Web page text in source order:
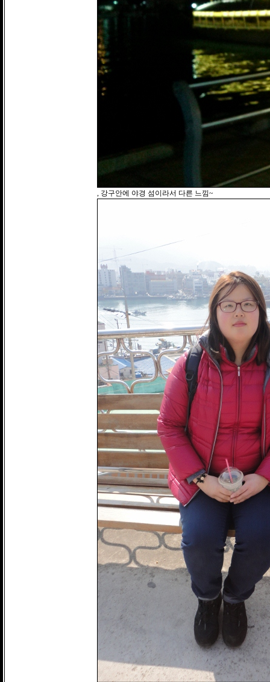
, 강구안에 야경 섬이라서 다른 느낌~